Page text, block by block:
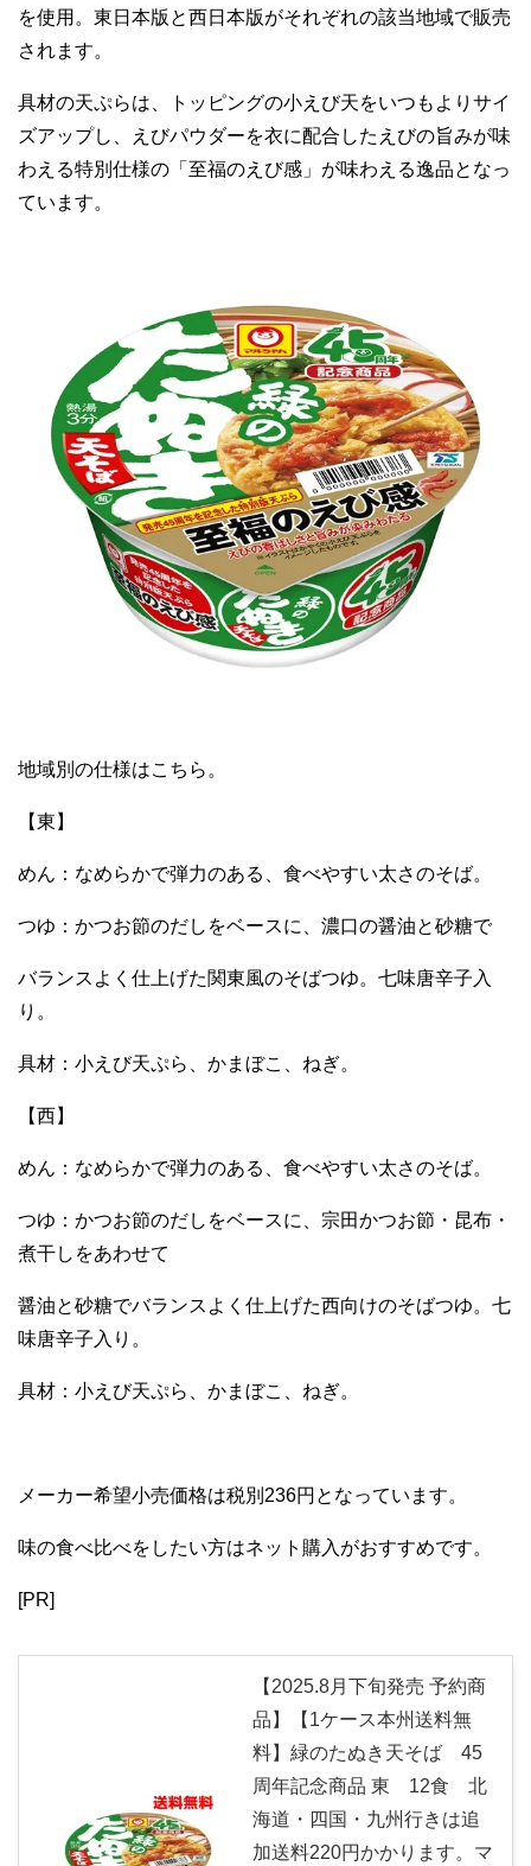
を使用。東日本版と西日本版がそれぞれの該当地域で販売
されます。
具材の天ぷらは、トッピングの小えび天をいつもよりサイ
ズアップし、えびパウダーを衣に配合したえびの旨みが味
わえる特別仕様の「至福のえび感」が味わえる逸品となっ
ています。
地域別の仕様はこちら。
【東】
めん：なめらかで弾力のある、食べやすい太さのそば。
つゆ：かつお節のだしをベースに、濃口の醤油と砂糖で
バランスよく仕上げた関東風のそばつゆ。七味唐辛子入
り。
具材：小えび天ぷら、かまぼこ、ねぎ。
【西】
めん：なめらかで弾力のある、食べやすい太さのそば。
つゆ：かつお節のだしをベースに、宗田かつお節・昆布・
煮干しをあわせて
醤油と砂糖でバランスよく仕上げた西向けのそばつゆ。七
味唐辛子入り。
具材：小えび天ぷら、かまぼこ、ねぎ。
メーカー希望小売価格は税別236円となっています。
味の食べ比べをしたい方はネット購入がおすすめです。
[PR]
【2025.8月下旬発売 予約商
品】【1ケース本州送料無
料】緑のたぬき天そば 45
周年記念商品 東 12食 北
海道・四国・九州行きは追
加送料220円かかります。マ